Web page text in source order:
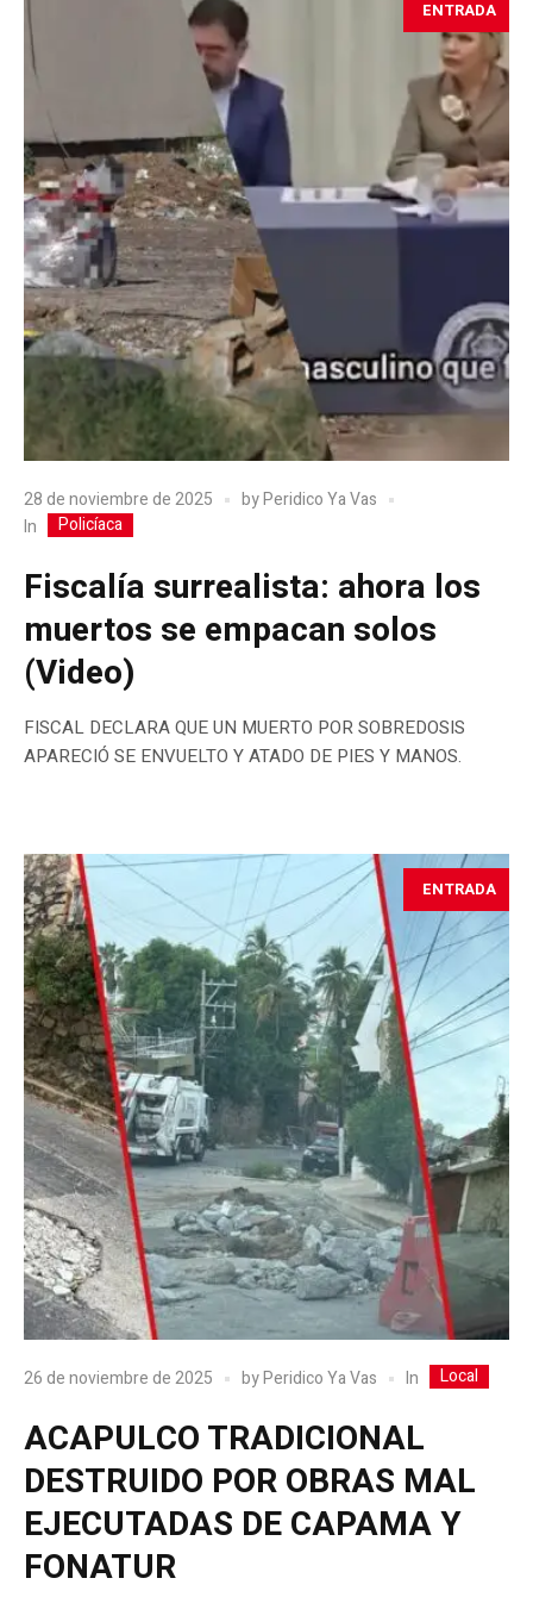
ENTRADA
28 de noviembre de 2025 byPeridico Ya Vas
In
Policíaca
Fiscalía surrealista: ahora los
muertos se empacan solos
(Video)
FISCAL DECLARA QUE UN MUERTO POR SOBREDOSIS
APARECIÓ SE ENVUELTO Y ATADO DE PIES Y MANOS.
ENTRADA
26 de noviembre de 2025 byPeridico Ya Vas In Local
ACAPULCO TRADICIONAL
DESTRUIDO POR OBRAS MAL
EJECUTADAS DE CAPAMA Y
FONATUR